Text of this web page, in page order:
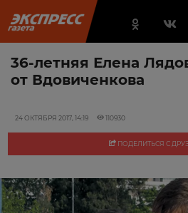
36-летняя Елена
от Вдовиченкова
24 ОКТЯБРЯ 2017, 14:19 110930
ПОДЕЛИТЬСЯ С